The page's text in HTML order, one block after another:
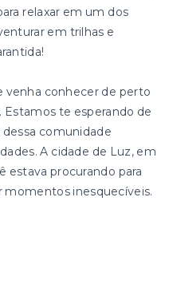
relaxar em um dos
em trilhas e
venha conhecer de perto
te esperando de
comunidade
A cidade de Luz, em
estava procurando para
momentos inesquecíveis.